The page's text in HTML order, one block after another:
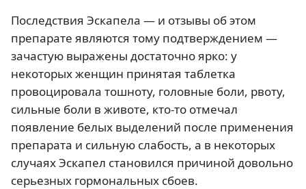
Последствия Эскапела — и отзывы об этом
препарате являются тому подтверждением —
зачастую выражены достаточно ярко: у
некоторых женщин принятая таблетка
провоцировала тошноту, головные боли, рвоту,
сильные боли в животе, кто-то отмечал
появление белых выделений после применения
препарата и сильную слабость, а в некоторых
случаях Эскапел становился причиной довольно
серьезных гормональных сбоев.